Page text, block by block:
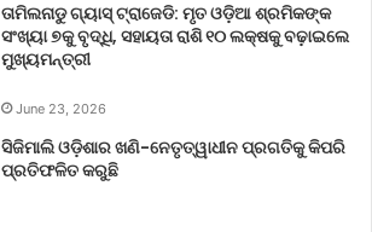
ତାମିଲନାଡୁ ଗ୍ୟାସ୍ ଟ୍ରାଜେଡି: ମୃତ ଓଡ଼ିଆ ଶ୍ରମିକଙ୍କ
ସଂଖ୍ୟା ୭କୁ ବୃଦ୍ଧି, ସହାୟତା ରାଶି ୧୦ ଲକ୍ଷକୁ ବଢ଼ାଇଲେ
ମୁଖ୍ୟମନ୍ତ୍ରୀ
June 23, 2026
ସିଜିମାଲି ଓଡ଼ିଶାର ଖଣି-ନେତୃତ୍ୱାଧୀନ ପ୍ରଗତିକୁ କିପରି
ପ୍ରତିଫଳିତ କରୁଛି